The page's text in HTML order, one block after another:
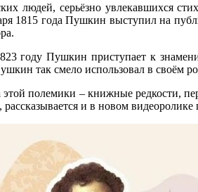
людей, серьёзно увлекавшихся
1815 года Пушкин выступил на
году Пушкин приступает к
так смело использовал в своём
полемики – книжные редкости,
и в новом